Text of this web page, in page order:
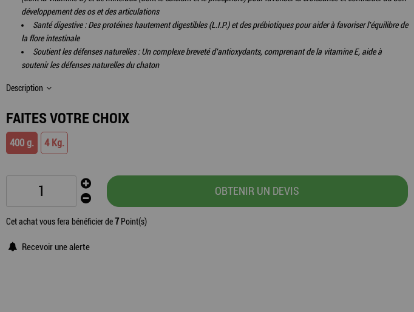
développement des os et des articulations
Santé digestive : Des protéines hautement digestibles (L.I.P.) et des prébiotiques pour aider à favoriser l'équilibre de
la flore intestinale
Soutient les défenses naturelles : Un complexe breveté d'antioxydants, comprenant de la vitamine E, aide à
soutenir les défenses naturelles du chaton
Description
FAITES VOTRE CHOIX
400 g. 4 Kg.
OBTENIR UN DEVIS
Cet achat vous fera bénéficier de7Point(s)
Recevoir une alerte